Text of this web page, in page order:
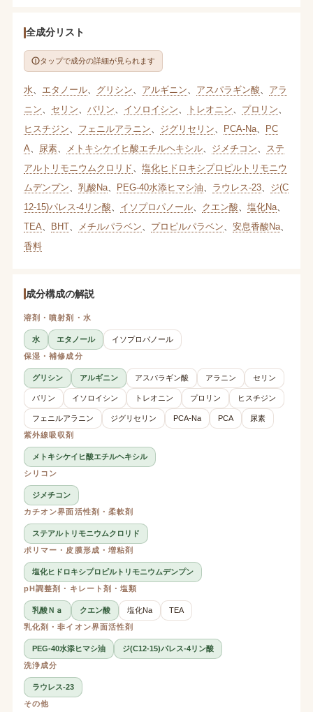
全成分リスト
タップで成分の詳細が見られます
水 エタノール、 グリシン アルギニン アスパラギン酸
アラ
ニン
セリン バリン イソロイシン トレオニン プロリン
ヒスチジン
フェニルアラニン ジグリセリン PCA-Na、 PC
A
尿素、 メトキシケイヒ酸エチルヘキシル、 ジメチコン
ステ
アルトリモニウムクロリド
塩化ヒドロキシプロピルトリモニウ
ムデンプン
乳酸Na、 PEG-40水添ヒマシ油 ラウレス-23、 ジ(C
12-15)パレス-4リン酸
イソプロパノール、 クエン酸 塩化Na、
TEA
BHT、 メチルパラベン プロピルパラベン 安息香酸Na、
香料
成分構成の解説
溶剤・噴射剤・水
水 エタノール
イソプロパノール
保湿・補修成分
グリシン アルギニン アスパラギン酸 アラニン セリン
バリン イソロイシン トレオニン プロリン ヒスチジン
フェニルアラニン ジグリセリン PCA-Na PCA
尿素
紫外線吸収剤
メトキシケイヒ酸エチルヘキシル
シリコン
ジメチコン
カチオン界面活性剤・柔軟剤
ステアルトリモニウムクロリド
ポリマー・皮膜形成・増粘剤
塩化ヒドロキシプロピルトリモニウムデンプン
pH調整剤・キレート剤・塩類
乳酸Ｎａ クエン酸 塩化Na
TEA
乳化剤・非イオン界面活性剤
PEG-40水添ヒマシ油
ジ(C12-15)パレス-4リン酸
洗浄成分
ラウレス-23
その他